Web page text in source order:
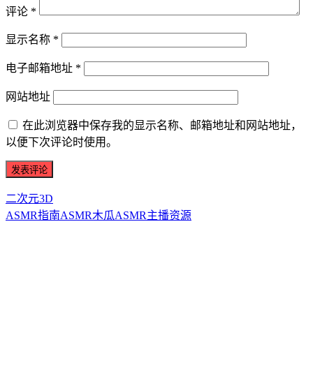
评论 *
显示名称 *
电子邮箱地址 *
网站地址
在此浏览器中保存我的显示名称、邮箱地址和网站地址，
以便下次评论时使用。
二次元3D
ASMR指南ASMR木瓜ASMR主播资源